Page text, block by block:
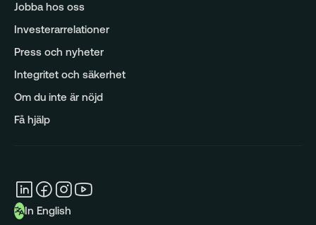
Jobba hos oss
Investerarrelationer
Press och nyheter
Integritet och säkerhet
Om du inte är nöjd
Få hjälp
In English